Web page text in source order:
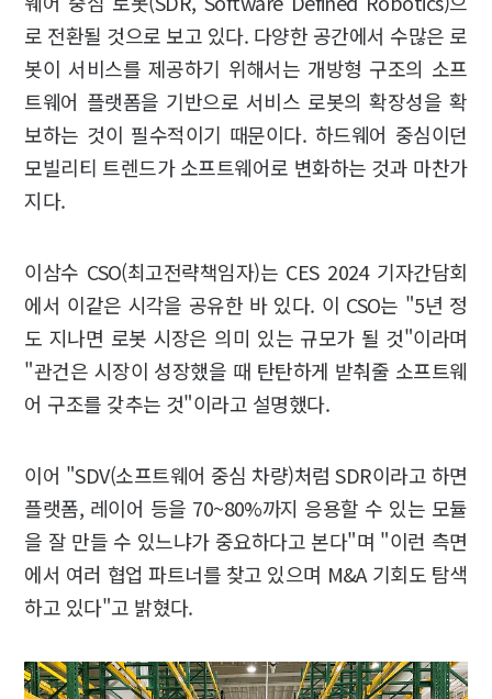
로 전환될 것으로 보고 있다. 다양한 공간에서 수많은 로
봇이 서비스를 제공하기 위해서는 개방형 구조의 소프
트웨어 플랫폼을 기반으로 서비스 로봇의 확장성을 확
보하는 것이 필수적이기 때문이다. 하드웨어 중심이던
모빌리티 트렌드가 소프트웨어로 변화하는 것과 마찬가
지다.
이삼수 CSO(최고전략책임자)는 CES 2024 기자간담회
에서 이같은 시각을 공유한 바 있다. 이 CSO는 "5년 정
도 지나면 로봇 시장은 의미 있는 규모가 될 것"이라며
"관건은 시장이 성장했을 때 탄탄하게 받춰줄 소프트웨
어 구조를 갖추는 것"이라고 설명했다.
이어 "SDV(소프트웨어 중심 차량)처럼 SDR이라고 하면
플랫폼, 레이어 등을 70~80%까지 응용할 수 있는 모듈
을 잘 만들 수 있느냐가 중요하다고 본다"며 "이런 측면
에서 여러 협업 파트너를 찾고 있으며 M&A 기회도 탐색
하고 있다"고 밝혔다.